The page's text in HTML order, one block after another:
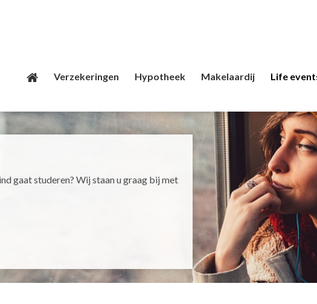
Verzekeringen Hypotheek Makelaardij Life
gaat studeren? Wij staan u graag bij met